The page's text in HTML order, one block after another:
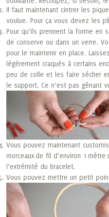
Il faut maintenant cintrer les
voulue. Pour ça vous devez les
Pour qu’ils prennent la forme en
de conserve ou dans un verre.
pour le maintenir en place.
légèrement craqués à certains
peu de colle et les faire sécher
le support. Ce n’est pas gênant
Vous pouvez maintenant
morceaux de fil d’environ 1mètre
l’extrémité du bracelet.
Vous pouvez mettre un petit